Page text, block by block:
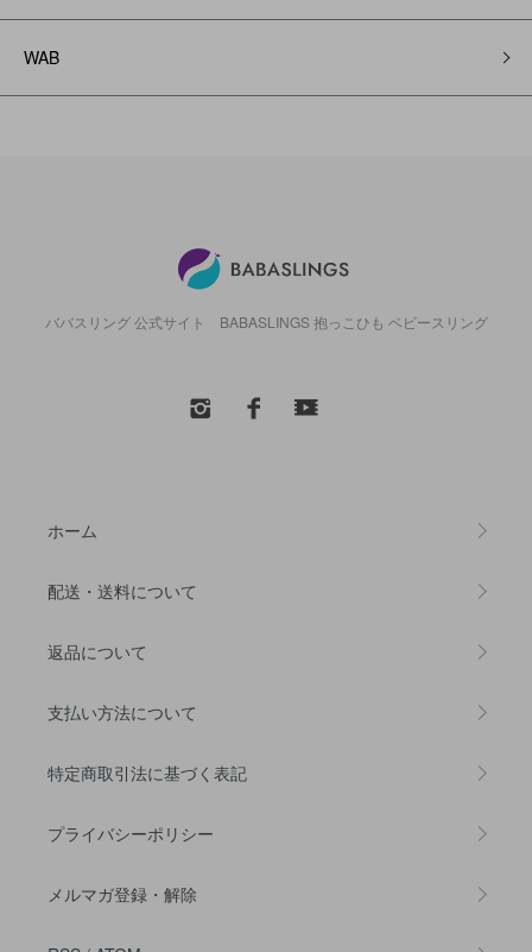
WAB
ババスリング 公式サイト BABASLINGS 抱っこひも ベビースリング
ホーム
配送・送料について
返品について
支払い方法について
特定商取引法に基づく表記
プライバシーポリシー
メルマガ登録・解除